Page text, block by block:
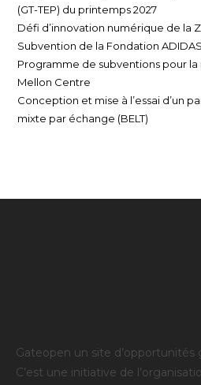
(GT-TEP) du printemps 2027
Défi d’innovation numérique de la
Subvention de la Fondation ADIDAS
Programme de subventions pour la
Mellon Centre
Conception et mise à l’essai d’un
mixte par échange (BELT)
Gateopen un site d’opportunités
C’est une initiative de